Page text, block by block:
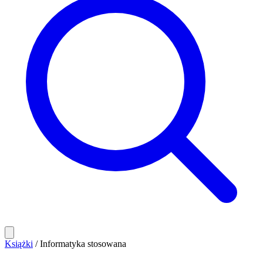
Książki / Informatyka stosowana